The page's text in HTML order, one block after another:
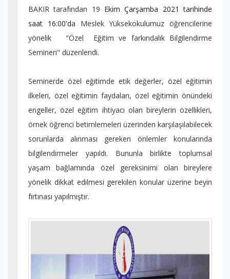
BAKIR tarafından 19 Ekim Çarşamba 2021 tarihinde
saat 16:00'da Meslek Yüksekokulumuz öğrencilerine
yönelik "Özel Eğitim ve farkındalık Bilgilendirme
Semineri" düzenlendi.
Seminerde özel eğitimde etik değerler, özel eğitimin
ilkeleri, özel eğitimin faydaları, özel eğitimin önündeki
engeller, özel eğitim ihtiyacı olan bireylerin özellikleri,
örnek öğrenci betimlemeleri üzerinden karşılaşılabilecek
sorunlarda alınması gereken önlemler konularında
bilgilendirmeler yapıldı. Bununla birlikte toplumsal
yaşam bağlamında özel gereksinimi olan bireylere
yönelik dikkat edilmesi gerekilen konular üzerine beyin
fırtınası yapılmıştır.